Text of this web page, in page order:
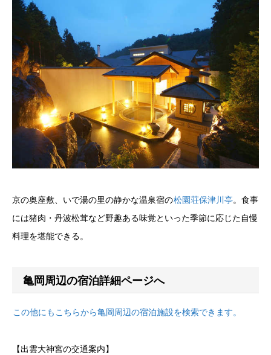
京の奥座敷、いで湯の里の静かな温泉宿の松園荘保津川亭。食事
には猪肉・丹波松茸など野趣ある味覚といった季節に応じた自慢
料理を堪能できる。
亀岡周辺の宿泊詳細ページへ
この他にもこちらから亀岡周辺の宿泊施設を検索できます。
【出雲大神宮の交通案内】